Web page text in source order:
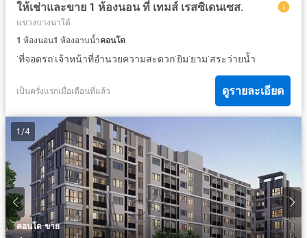
ให้เช่าและขาย 1 ห้องนอน ที่ เทมส์ เรสซิเดนเซส.
แขวงบางนาใต้
1 ห้องนอน1 ห้องอาบน้ำคอนโด
·ที่จอดรถ·เจ้าหน้าที่อำนวยความสะดวก·ยิม·ยาม·สระว่ายน้ำ
เป็นครั่งแรกเมื่อเดือนที่แล้ว ดูรายละเอียด
1 /4
คอนโด·ขาย